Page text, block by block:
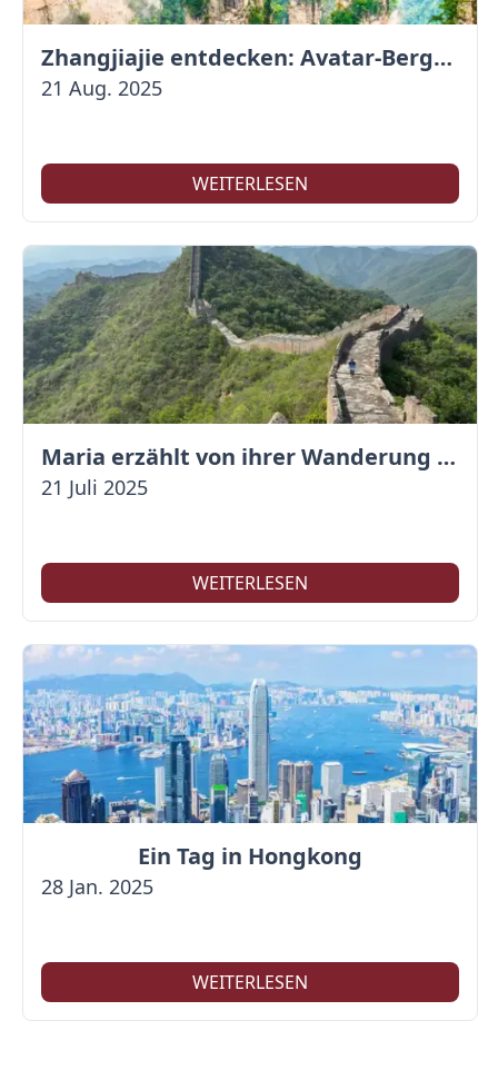
Zhangjiajie entdecken: Avatar-Berge & Altstadt von Fenghuang
21 Aug. 2025
WEITERLESEN
Maria erzählt von ihrer Wanderung auf der Großen Mauer
21 Juli 2025
WEITERLESEN
Ein Tag in Hongkong
28 Jan. 2025
WEITERLESEN